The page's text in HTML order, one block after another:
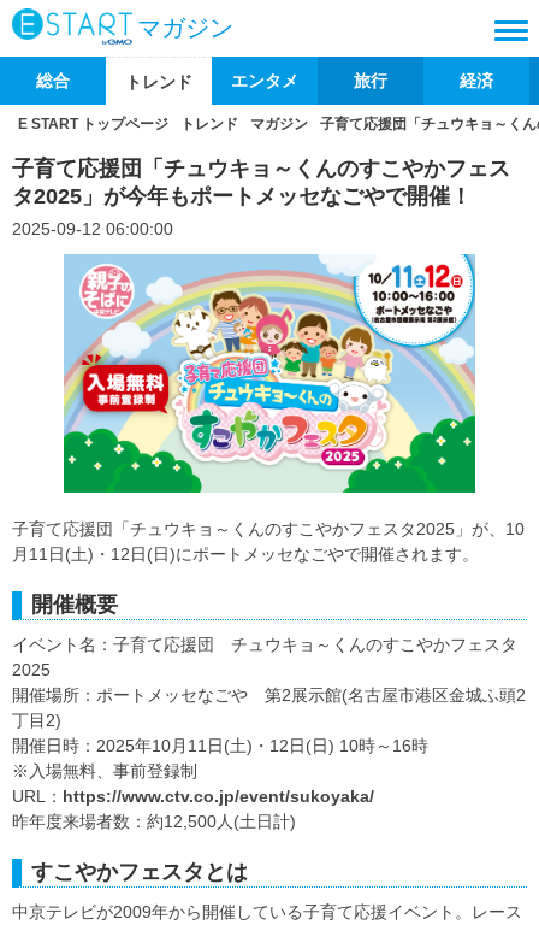
マガジン
総合 トレンド エンタメ 旅行 経済
E START トップページ トレンド マガジン 子育て応援団「チュウキョ～く
子育て応援団「チュウキョ～くんのすこやかフェス
タ2025」が今年もポートメッセなごやで開催！
2025-09-12 06:00:00
子育て応援団「チュウキョ～くんのすこやかフェスタ2025」が、10
月11日(土)・12日(日)にポートメッセなごやで開催されます。
開催概要
イベント名：子育て応援団 チュウキョ～くんのすこやかフェスタ
2025
開催場所：ポートメッセなごや 第2展示館(名古屋市港区金城ふ頭2
丁目2)
開催日時：2025年10月11日(土)・12日(日) 10時～16時
※入場無料、事前登録制
URL： https://www.ctv.co.jp/event/sukoyaka/
昨年度来場者数：約12,500人(土日計)
すこやかフェスタとは
中京テレビが2009年から開催している子育て応援イベント。レース